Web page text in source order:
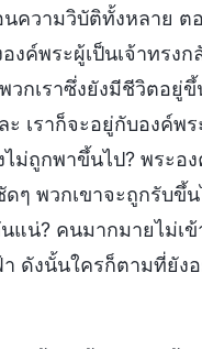
นความวิบัติทั้งหลาย
งค์พระผู้เป็นเจ้าทรง
วกเราซึ่งยังมีชีวิตอ
เราก็จะอยู่กับองค์พร
ม่ถูกพาขึ้นไป? พระ
พวกเขาจะถูกรับขึ้น
แน่? คนมากมายไม่
ดังนั้นใครก็ตามที่ยัง